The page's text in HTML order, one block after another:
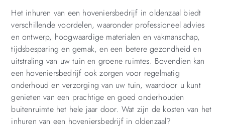
Het inhuren van een hoveniersbedrijf in oldenzaal biedt
verschillende voordelen, waaronder professioneel advies
en ontwerp, hoogwaardige materialen en vakmanschap,
tijdsbesparing en gemak, en een betere gezondheid en
uitstraling van uw tuin en groene ruimtes. Bovendien kan
een hoveniersbedrijf ook zorgen voor regelmatig
onderhoud en verzorging van uw tuin, waardoor u kunt
genieten van een prachtige en goed onderhouden
buitenruimte het hele jaar door. Wat zijn de kosten van het
inhuren van een hoveniersbedrijf in oldenzaal?